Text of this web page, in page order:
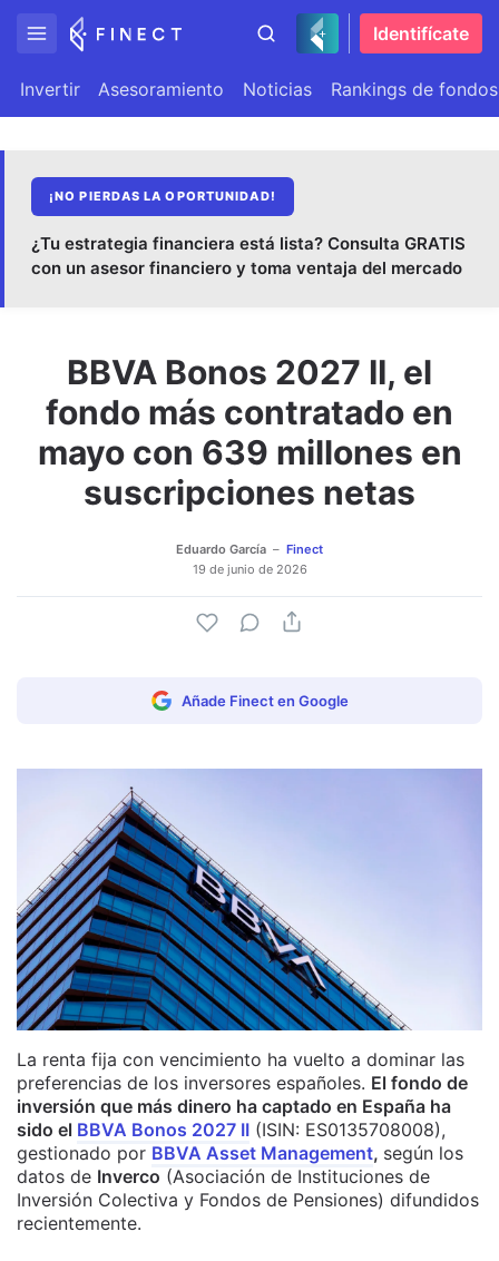
Identifícate
Invertir Asesoramiento Noticias Rankings de fondos
¡NO PIERDAS LA OPORTUNIDAD!
¿Tu estrategia financiera está lista? Consulta GRATIS
con un asesor financiero y toma ventaja del mercado
BBVA Bonos 2027 II, el
fondo más contratado en
mayo con 639 millones en
suscripciones netas
Eduardo García
Finect
19 de junio de 2026
Añade Finect en Google
La renta fija con vencimiento ha vuelto a dominar las
preferencias de los inversores españoles. El fondo de
inversión que más dinero ha captado en España ha
sido el BBVA Bonos 2027 II (ISIN: ES0135708008),
gestionado por BBVA Asset Management, según los
datos de Inverco (Asociación de Instituciones de
Inversión Colectiva y Fondos de Pensiones) difundidos
recientemente.